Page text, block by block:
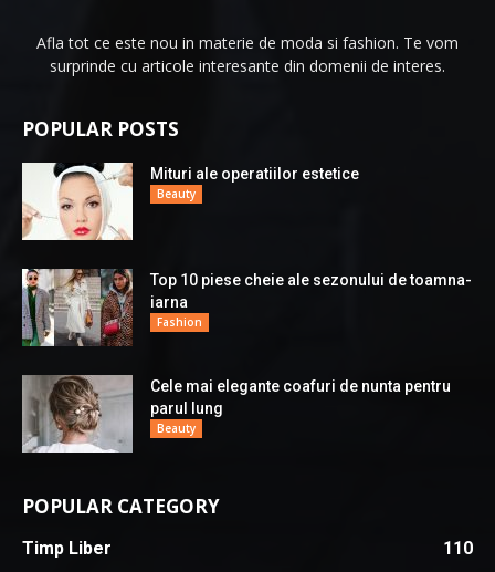
Afla tot ce este nou in materie de moda si fashion. Te vom
surprinde cu articole interesante din domenii de interes.
POPULAR POSTS
Mituri ale operatiilor estetice
Beauty
Top 10 piese cheie ale sezonului de toamna-
iarna
Fashion
Cele mai elegante coafuri de nunta pentru
parul lung
Beauty
POPULAR CATEGORY
Timp Liber
110